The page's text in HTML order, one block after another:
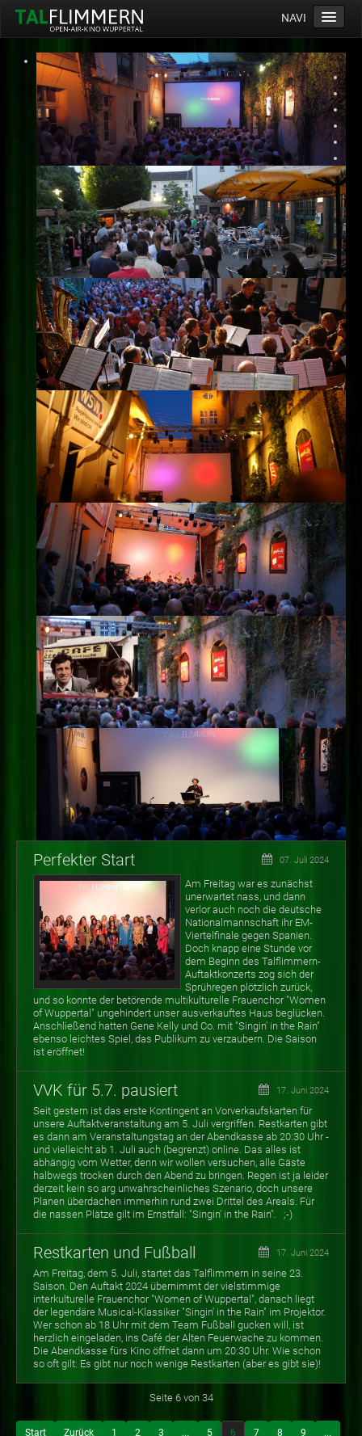
NAVI
Home
Programm
Service
Ticketinfos
Ort
Anreise
Wetter
Kinogutschein
Konzept
Archiv
Kontakt
Impressum
Datenschutz
Perfekter Start 07. Juli 2024
Am Freitag war es zunächst
unerwartet nass, und dann
verlor auch noch die deutsche
Nationalmannschaft ihr EM-
Viertelfinale gegen Spanien.
Doch knapp eine Stunde vor
dem Beginn des Talflimmern-
Auftaktkonzerts zog sich der
Sprühregen plötzlich zurück,
und so konnte der betörende multikulturelle Frauenchor "Women
of Wuppertal" ungehindert unser ausverkauftes Haus beglücken.
Anschließend hatten Gene Kelly und Co. mit "Singin' in the Rain"
ebenso leichtes Spiel, das Publikum zu verzaubern. Die Saison
ist eröffnet!
VVK für 5.7. pausiert 17. Juni 2024
Seit gestern ist das erste Kontingent an Vorverkaufskarten für
unsere Auftaktveranstaltung am 5. Juli vergriffen. Restkarten gibt
es dann am Veranstaltungstag an der Abendkasse ab 20:30 Uhr -
und vielleicht ab 1. Juli auch (begrenzt) online. Das alles ist
abhängig vom Wetter, denn wir wollen versuchen, alle Gäste
halbwegs trocken durch den Abend zu bringen. Regen ist ja leider
derzeit kein so arg unwahrscheinliches Szenario, doch unsere
Planen überdachen immerhin rund zwei Drittel des Areals. Für
die nassen Plätze gilt im Ernstfall: "Singin' in the Rain". ;-)
Restkarten und Fußball 17. Juni 2024
Am Freitag, dem 5. Juli, startet das Talflimmern in seine 23.
Saison. Den Auftakt 2024 übernimmt der vielstimmige
interkulturelle Frauenchor "Women of Wuppertal", danach liegt
der legendäre Musical-Klassiker "Singin' in the Rain" im Projektor.
Wer schon ab 18 Uhr mit dem Team Fußball gucken will, ist
herzlich eingeladen, ins Café der Alten Feuerwache zu kommen.
Die Abendkasse fürs Kino öffnet dann um 20:30 Uhr. Wie schon
so oft gilt: Es gibt nur noch wenige Restkarten (aber es gibt sie)!
Seite 6 von 34
Start Zurück 1 2 3 ... 5 6 7 8 9 ...